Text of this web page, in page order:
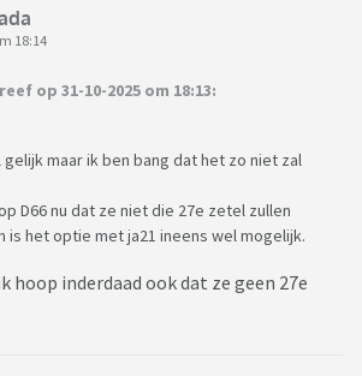
18:14
op 31-10-2025 om 18:13:
gelijk maar ik ben bang dat het zo niet zal
D66 nu dat ze niet die 27e zetel zullen
is het optie met ja21 ineens wel mogelijk.
hoop inderdaad ook dat ze geen 27e